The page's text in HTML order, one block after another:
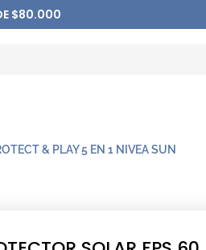
$80.000
& PLAY 5 EN 1 NIVEA SUN